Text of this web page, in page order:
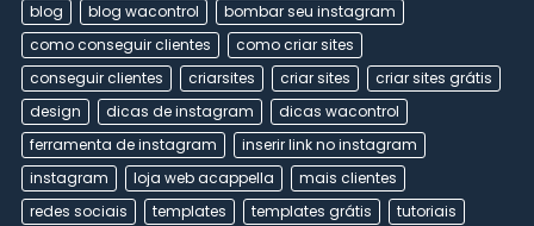
blog blog wacontrol
bombar seu instagram
como conseguir clientes
como criar sites
conseguir clientes
criarsites criar sites
criar sites grátis
design
dicas de instagram
dicas wacontrol
ferramenta de instagram
inserir link no instagram
instagram
loja web acappella
mais clientes
redes sociais
templates templates grátis tutoriais